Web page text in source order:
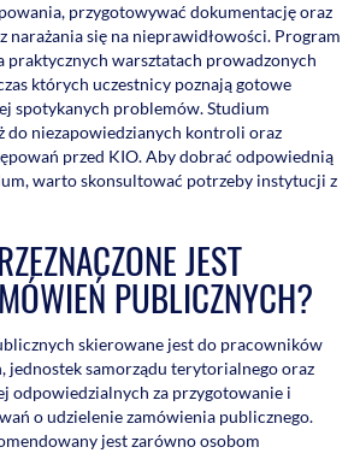
przygotowywać dokumentację oraz
narażania się na nieprawidłowości. Program
praktycznych warsztatach prowadzonych
których uczestnicy poznają gotowe
spotykanych problemów. Studium
do niezapowiedzianych kontroli oraz
przed KIO. Aby dobrać odpowiednią
warto skonsultować potrzeby instytucji z
JEST
PUBLICZNYCH?
skierowane jest do pracowników
jednostek samorządu terytorialnego oraz
odpowiedzialnych za przygotowanie i
o udzielenie zamówienia publicznego.
jest zarówno osobom